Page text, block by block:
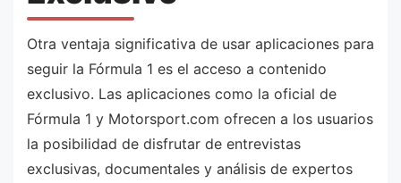
Otra ventaja significativa de usar aplicaciones para
seguir la Fórmula 1 es el acceso a contenido
exclusivo. Las aplicaciones como la oficial de
Fórmula 1 y Motorsport.com ofrecen a los usuarios
la posibilidad de disfrutar de entrevistas
exclusivas, documentales y análisis de expertos